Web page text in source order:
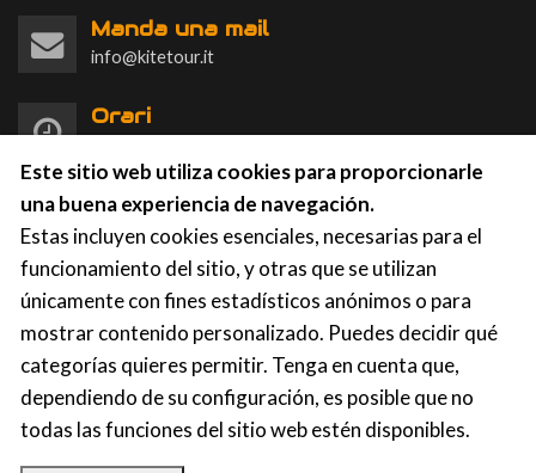
Manda una mail
info@kitetour.it
Orari
KTS Kite Tour Stagnone | Contrada Spagnola, 86a-87,
91025 Marsala (TP)
p.iva: 91031750812
Privacy | Cookies
Este sitio web utiliza cookies para proporcionarle
una buena experiencia de navegación.
Estas incluyen cookies esenciales, necesarias para el
funcionamiento del sitio, y otras que se utilizan
únicamente con fines estadísticos anónimos o para
mostrar contenido personalizado. Puedes decidir qué
categorías quieres permitir. Tenga en cuenta que,
dependiendo de su configuración, es posible que no
todas las funciones del sitio web estén disponibles.